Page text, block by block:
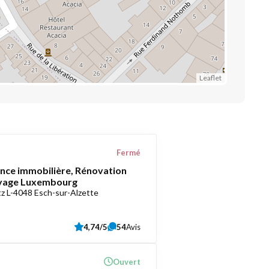
Leaflet
immobilière, Rénovation
Luxembourg
L-4048 Esch-sur-Alzette
Fermé
4,74/5 54Avis
Ouvert